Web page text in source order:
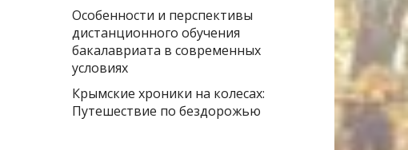
Особенности и перспективы
дистанционного обучения
бакалавриата в современных
условиях
Крымские хроники на колесах:
Путешествие по бездорожью